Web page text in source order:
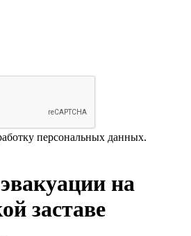
персональных данных.
на
заставе